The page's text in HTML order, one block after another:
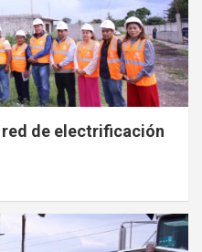
de electrificación